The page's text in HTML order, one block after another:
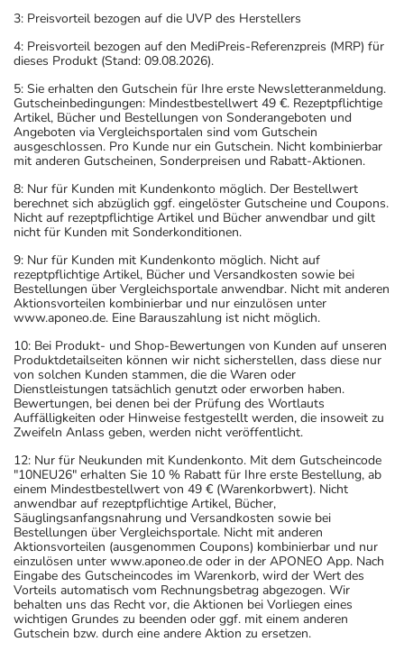
3: Preisvorteil bezogen auf die UVP des Herstellers
4: Preisvorteil bezogen auf den MediPreis-Referenzpreis (MRP) für
dieses Produkt (Stand: 09.08.2026).
5: Sie erhalten den Gutschein für Ihre erste Newsletteranmeldung.
Gutscheinbedingungen: Mindestbestellwert 49 €. Rezeptpflichtige
Artikel, Bücher und Bestellungen von Sonderangeboten und
Angeboten via Vergleichsportalen sind vom Gutschein
ausgeschlossen. Pro Kunde nur ein Gutschein. Nicht kombinierbar
mit anderen Gutscheinen, Sonderpreisen und Rabatt-Aktionen.
8: Nur für Kunden mit Kundenkonto möglich. Der Bestellwert
berechnet sich abzüglich ggf. eingelöster Gutscheine und Coupons.
Nicht auf rezeptpflichtige Artikel und Bücher anwendbar und gilt
nicht für Kunden mit Sonderkonditionen.
9: Nur für Kunden mit Kundenkonto möglich. Nicht auf
rezeptpflichtige Artikel, Bücher und Versandkosten sowie bei
Bestellungen über Vergleichsportale anwendbar. Nicht mit anderen
Aktionsvorteilen kombinierbar und nur einzulösen unter
www.aponeo.de. Eine Barauszahlung ist nicht möglich.
10: Bei Produkt- und Shop-Bewertungen von Kunden auf unseren
Produktdetailseiten können wir nicht sicherstellen, dass diese nur
von solchen Kunden stammen, die die Waren oder
Dienstleistungen tatsächlich genutzt oder erworben haben.
Bewertungen, bei denen bei der Prüfung des Wortlauts
Auffälligkeiten oder Hinweise festgestellt werden, die insoweit zu
Zweifeln Anlass geben, werden nicht veröffentlicht.
12: Nur für Neukunden mit Kundenkonto. Mit dem Gutscheincode
"10NEU26" erhalten Sie 10 % Rabatt für Ihre erste Bestellung, ab
einem Mindestbestellwert von 49 € (Warenkorbwert). Nicht
anwendbar auf rezeptpflichtige Artikel, Bücher,
Säuglingsanfangsnahrung und Versandkosten sowie bei
Bestellungen über Vergleichsportale. Nicht mit anderen
Aktionsvorteilen (ausgenommen Coupons) kombinierbar und nur
einzulösen unter www.aponeo.de oder in der APONEO App. Nach
Eingabe des Gutscheincodes im Warenkorb, wird der Wert des
Vorteils automatisch vom Rechnungsbetrag abgezogen. Wir
behalten uns das Recht vor, die Aktionen bei Vorliegen eines
wichtigen Grundes zu beenden oder ggf. mit einem anderen
Gutschein bzw. durch eine andere Aktion zu ersetzen.